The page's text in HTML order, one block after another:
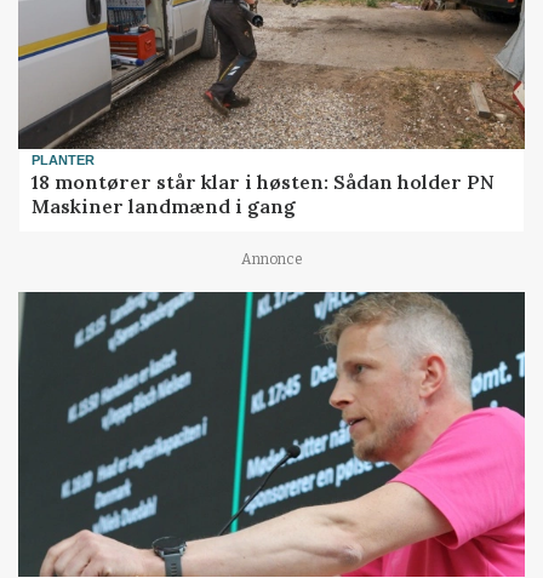
PLANTER
18 montører står klar i høsten: Sådan holder PN
Maskiner landmænd i gang
Annonce